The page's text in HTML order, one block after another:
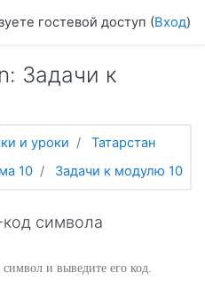
гостевой доступ (Вход)
Задачи к
и уроки
Татарстан
10 Задачи к модулю 10
символа
символ и выведите его код.